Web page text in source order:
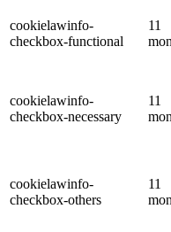
cookielawinfo-
checkbox-functional
11
cookielawinfo-
checkbox-necessary
11
cookielawinfo-
checkbox-others
11